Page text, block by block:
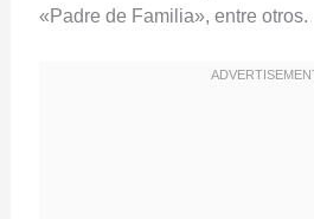
«Padre de Familia», entre otros.